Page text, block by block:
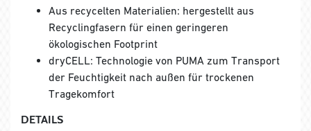
Aus recycelten Materialien: hergestellt aus
Recyclingfasern für einen geringeren
ökologischen Footprint
dryCELL: Technologie von PUMA zum Transport
der Feuchtigkeit nach außen für trockenen
Tragekomfort
DETAILS